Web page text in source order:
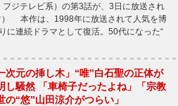
フジテレビ系）の第3話が、3日に放送され
） 本作は、1998年に放送されて人気を博
に連続ドラマとして復活。50代になった“
次元の挿し木」“唯”白石聖の正体が
し騒然 「車椅子だったよね」「宗教
の“悠”山田涼介がつらい」